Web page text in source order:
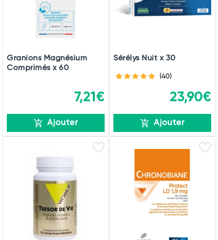
Granions Magnésium
Comprimés x 60
7,21€
Ajouter
Sérélys Nuit x 30
(40)
23,90€
Ajouter